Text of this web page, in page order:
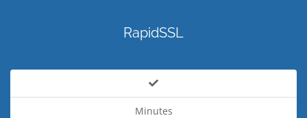
RapidSSL
Minutes